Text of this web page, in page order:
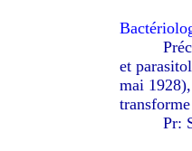
et
mai
Pr: